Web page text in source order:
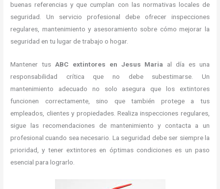
buenas referencias y que cumplan con las normativas locales de
seguridad. Un servicio profesional debe ofrecer inspecciones
regulares, mantenimiento y asesoramiento sobre cómo mejorar la
seguridad en tu lugar de trabajo o hogar.
Mantener tus ABC extintores en Jesus Maria al día es una
responsabilidad crítica que no debe subestimarse. Un
mantenimiento adecuado no solo asegura que los extintores
funcionen correctamente, sino que también protege a tus
empleados, clientes y propiedades. Realiza inspecciones regulares,
sigue las recomendaciones de mantenimiento y contacta a un
profesional cuando sea necesario. La seguridad debe ser siempre la
prioridad, y tener extintores en óptimas condiciones es un paso
esencial para lograrlo.